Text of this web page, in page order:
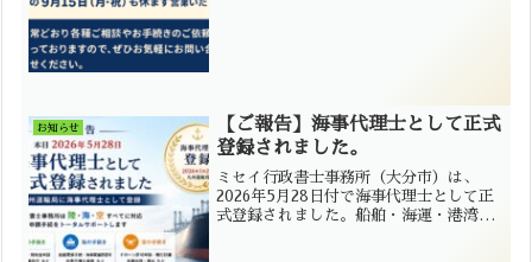
お知らせ
【ご報告】海事代理士として正式
登録されました。
ミセイ行政書士事務所（大分市）は、
2026年5月28日付で海事代理士として正
式登録されました。船舶・海運・港湾・